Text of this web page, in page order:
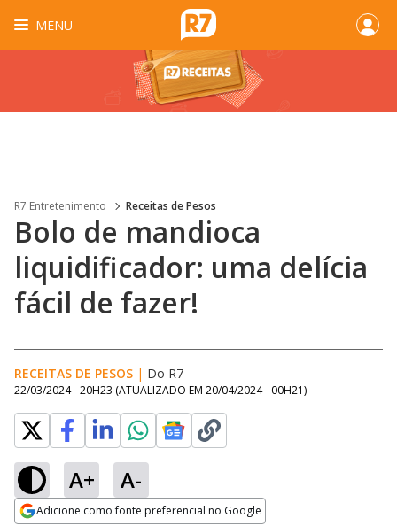
MENU
R7 Entretenimento Receitas de Pesos
Bolo de mandioca
liquidificador: uma delícia
fácil de fazer!
RECEITAS DE PESOS | Do R7
22/03/2024 - 20H23 (ATUALIZADO EM 20/04/2024 - 00H21)
A+ A-
Adicione como fonte preferencial no Google